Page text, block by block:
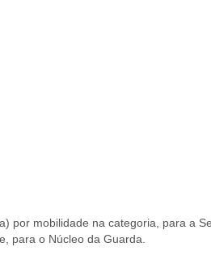
por mobilidade na categoria, para a
para o Núcleo da Guarda.